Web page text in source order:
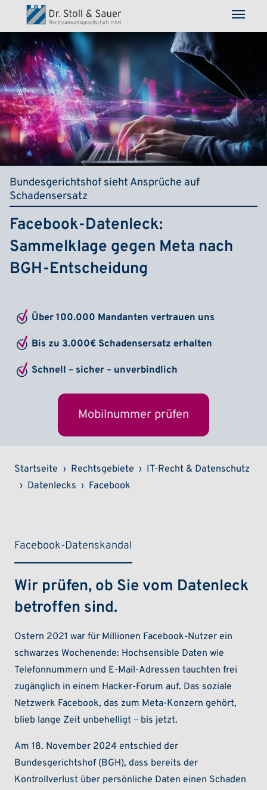
Direkt zum Inhalt
Bundesgerichtshof sieht Ansprüche auf
Schadensersatz
Facebook-Datenleck:
Sammelklage gegen Meta nach
BGH-Entscheidung
Über 100.000 Mandanten vertrauen uns
Bis zu 3.000€ Schadensersatz erhalten
Schnell – sicher – unverbindlich
Mobilnummer prüfen
Startseite
Rechtsgebiete
IT-Recht & Datenschutz
Datenlecks
Facebook
Facebook-Datenskandal
Wir prüfen, ob Sie vom Datenleck
betroffen sind.
Ostern 2021 war für Millionen Facebook-Nutzer ein
schwarzes Wochenende: Hochsensible Daten wie
Telefonnummern und E-Mail-Adressen tauchten frei
zugänglich in einem Hacker-Forum auf. Das soziale
Netzwerk Facebook, das zum Meta-Konzern gehört,
blieb lange Zeit unbehelligt – bis jetzt.
Am 18. November 2024 entschied der
Bundesgerichtshof (BGH), dass bereits der
Kontrollverlust über persönliche Daten einen Schaden